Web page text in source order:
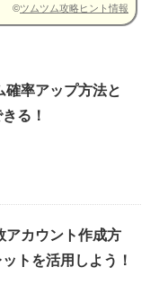
©ツムツム攻略ヒント情報
確率アップ方法と
る！
アカウント作成方
トを活用しよう！